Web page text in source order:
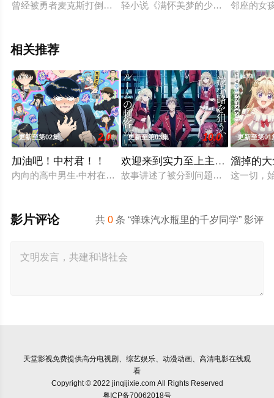
曾经被勇者麦克斯打倒的魔王。然而魔王就算死过一 次仍能苏
轻小说《满怀美梦的少年是现实主义
邻座的女
相关推荐
更新至第02集 2.0
加油吧！中村君！！
内向的高中男生‧中村在入学典礼一眼爱上同班的广濑，鼓起勇
更新至第03集 10.0
欢迎来到实力至上主义教室第四
故事讲述了被分到问题学生云集的D
更新至第01
溜掉的
这一切，
共0 条 “弹珠汽水瓶里的千岁同学” 影评
影片评论
天堂影视免费提供高分电视剧、综艺娱乐、动漫动画、高清电影在线观
看
Copyright © 2022 jinqijixie.com All Rights Reserved
粤ICP备70062018号